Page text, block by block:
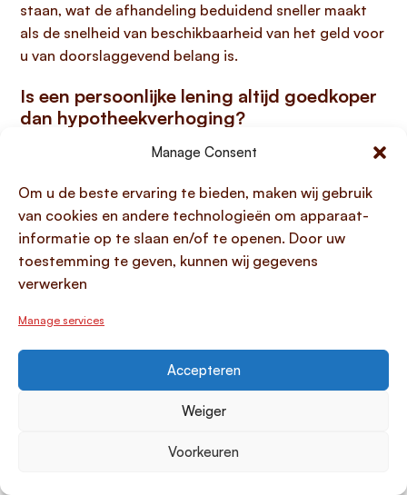
Manage Consent
Om u de beste ervaring te bieden, maken wij gebruik
van cookies en andere technologieën om apparaat-
informatie op te slaan en/of te openen. Door uw
toestemming te geven, kunnen wij gegevens
verwerken
Manage services
Accepteren
Weiger
Voorkeuren
staan, wat de afhandeling beduidend sneller maakt
als de snelheid van beschikbaarheid van het geld voor
u van doorslaggevend belang is.
Is een persoonlijke lening altijd goedkoper
dan hypotheekverhoging?
Nee, een persoonlijke lening is niet altijd goedkoper
hangt sterk af van het benodigde leenbedrag.Een
persoonlijke lening is vaak voordeliger voor het
financieren van een dakkapel wanneer het bedrag
tot ongeveer €23.000 reikt.Dit komt doordat een
hypotheekverhoging altijd gepaard gaat met
aanzienlijke vaste kosten, zoals notariskosten,
hypotheek voor kleinere leningen. Als een hypotheek
onderhands verhogen niet lukt en u naar de notaris
goedkoper. Voor grotere investeringen boven dit